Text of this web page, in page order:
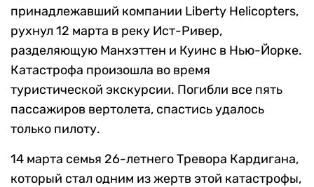
принадлежавший компании Liberty Helicopters,
рухнул 12 марта в реку Ист-Ривер,
разделяющую Манхэттен и Куинс в Нью-Йорке.
Катастрофа произошла во время
туристической экскурсии. Погибли все пять
пассажиров вертолета, спастись удалось
только пилоту.
14 марта семья 26-летнего Тревора Кардигана,
который стал одним из жертв этой катастрофы,